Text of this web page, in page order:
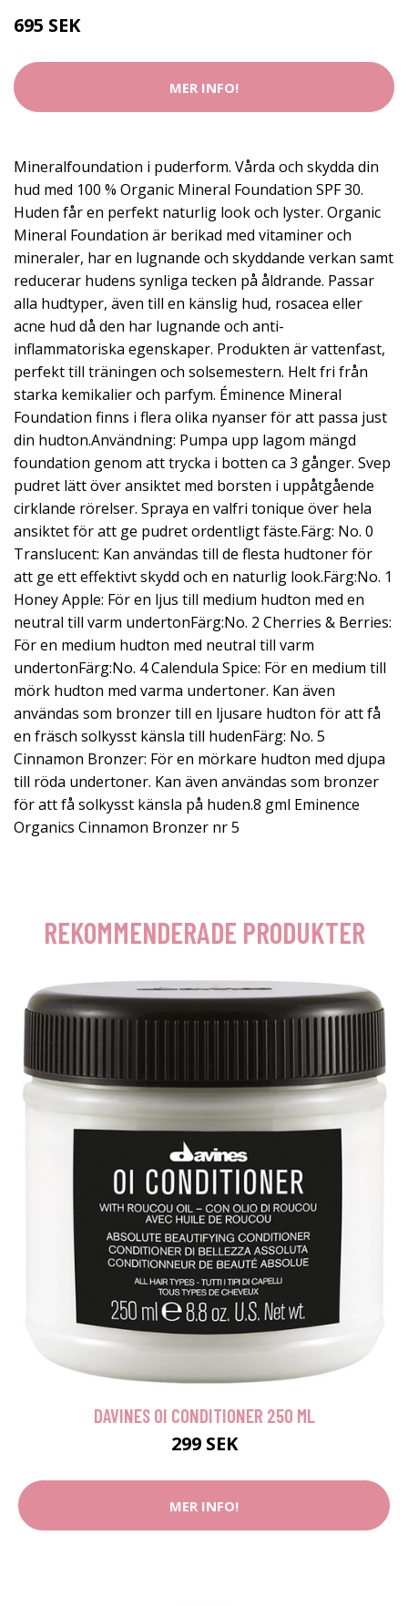
695 SEK
MER INFO!
Mineralfoundation i puderform. Vårda och skydda din
hud med 100 % Organic Mineral Foundation SPF 30.
Huden får en perfekt naturlig look och lyster. Organic
Mineral Foundation är berikad med vitaminer och
mineraler, har en lugnande och skyddande verkan samt
reducerar hudens synliga tecken på åldrande. Passar
alla hudtyper, även till en känslig hud, rosacea eller
acne hud då den har lugnande och anti-
inflammatoriska egenskaper. Produkten är vattenfast,
perfekt till träningen och solsemestern. Helt fri från
starka kemikalier och parfym. Éminence Mineral
Foundation finns i flera olika nyanser för att passa just
din hudton.Användning: Pumpa upp lagom mängd
foundation genom att trycka i botten ca 3 gånger. Svep
pudret lätt över ansiktet med borsten i uppåtgående
cirklande rörelser. Spraya en valfri tonique över hela
ansiktet för att ge pudret ordentligt fäste.Färg: No. 0
Translucent: Kan användas till de flesta hudtoner för
att ge ett effektivt skydd och en naturlig look.Färg:No. 1
Honey Apple: För en ljus till medium hudton med en
neutral till varm undertonFärg:No. 2 Cherries & Berries:
För en medium hudton med neutral till varm
undertonFärg:No. 4 Calendula Spice: För en medium till
mörk hudton med varma undertoner. Kan även
användas som bronzer till en ljusare hudton för att få
en fräsch solkysst känsla till hudenFärg: No. 5
Cinnamon Bronzer: För en mörkare hudton med djupa
till röda undertoner. Kan även användas som bronzer
för att få solkysst känsla på huden.8 gml Eminence
Organics Cinnamon Bronzer nr 5
REKOMMENDERADE PRODUKTER
DAVINES OI CONDITIONER 250 ML
299 SEK
MER INFO!